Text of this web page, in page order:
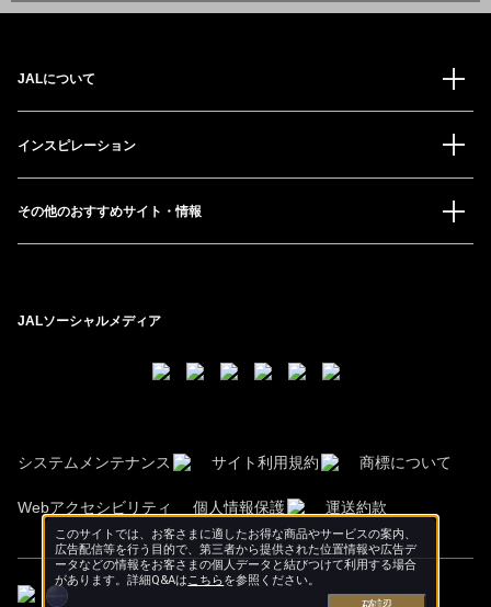
JALについて
インスピレーション
その他のおすすめサイト・情報
JALソーシャルメディア
システムメンテナンス サイト利用規約 商標について
Webアクセシビリティ 個人情報保護 運送約款
このサイトでは、お客さまに適したお得な商品やサービスの案内、
広告配信等を行う目的で、第三者から提供された位置情報や広告デ
ータなどの情報をお客さまの個人データと結びつけて利用する場合
があります。詳細Q&Aはこちらを参照ください。